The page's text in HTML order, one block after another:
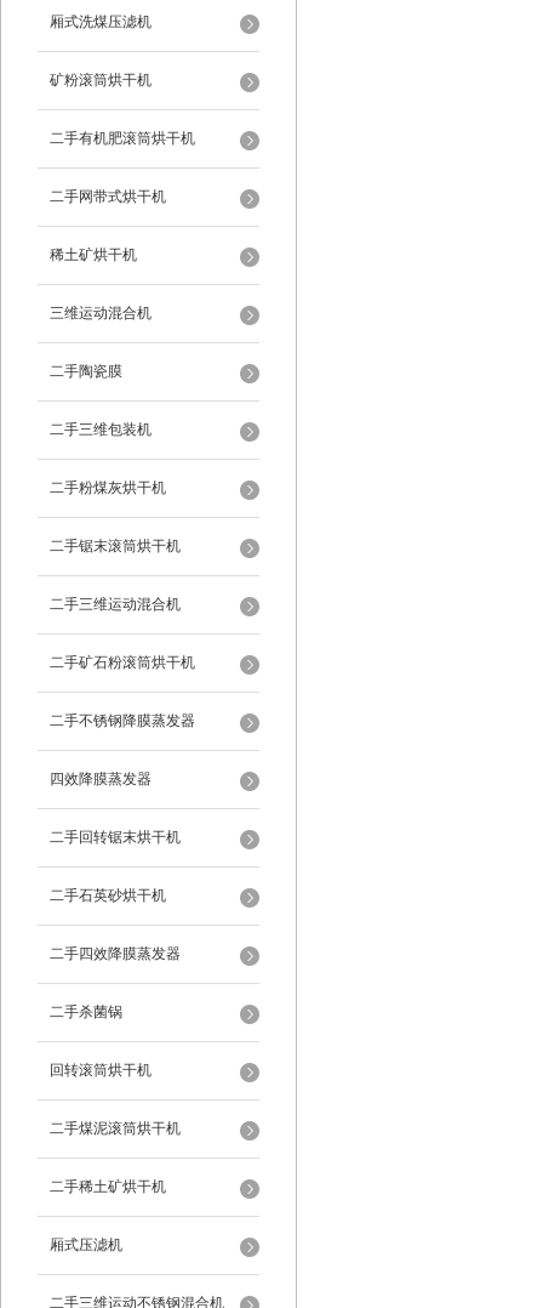
厢式洗煤压滤机
矿粉滚筒烘干机
二手有机肥滚筒烘干机
二手网带式烘干机
稀土矿烘干机
三维运动混合机
二手陶瓷膜
二手三维包装机
二手粉煤灰烘干机
二手锯末滚筒烘干机
二手三维运动混合机
二手矿石粉滚筒烘干机
二手不锈钢降膜蒸发器
四效降膜蒸发器
二手回转锯末烘干机
二手石英砂烘干机
二手四效降膜蒸发器
二手杀菌锅
回转滚筒烘干机
二手煤泥滚筒烘干机
二手稀土矿烘干机
厢式压滤机
二手三维运动不锈钢混合机